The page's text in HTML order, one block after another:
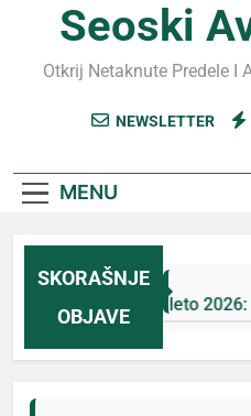
Seoski
Otkrij Netaknute Predele I
NEWSLETTER
MENU
SKORAŠNJE
OBJAVE
Jahorina leto 2026: